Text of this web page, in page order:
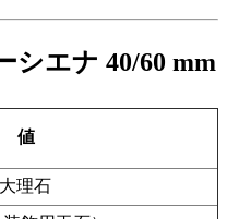
シエナ 40/60 mm
値
理石